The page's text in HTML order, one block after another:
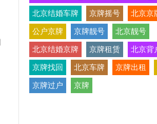
北京结婚车牌 京牌摇号 北京京
公户京牌 京牌靓号 北京靓号
北京结婚京牌 京牌租赁 北京背
京牌找回 北京车牌 京牌出租
京牌过户 京牌